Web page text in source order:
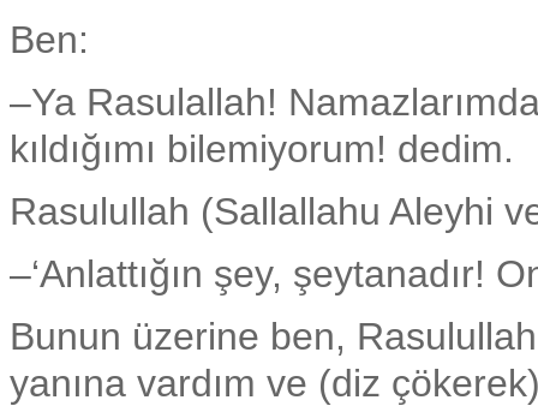
Ben:
–Ya Rasulallah!
kıldığımı bilemiyorum! dedim.
Rasulullah (Sallallahu Aleyhi
–‘Anlattığın şey, şeytanadır!
Bunun üzerine ben,
yanına vardım ve (diz